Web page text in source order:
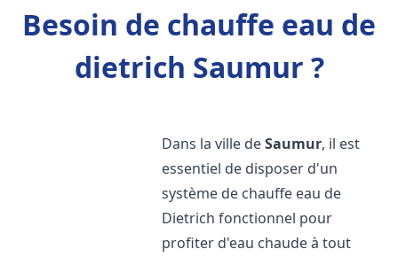
Besoin de chauffe eau de
dietrich Saumur ?
Dans la ville deSaumur, il est
essentiel de disposer d'un
système de chauffe eau de
Dietrich fonctionnel pour
profiter d'eau chaude à tout